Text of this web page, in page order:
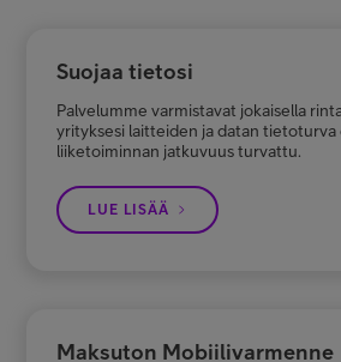
Suojaa tietosi
Palvelumme varmistavat jokaisella
yrityksesi laitteiden ja datan tietoturva
liiketoiminnan jatkuvuus turvattu.
LUE LISÄÄ
Maksuton Mobiilivarmenne